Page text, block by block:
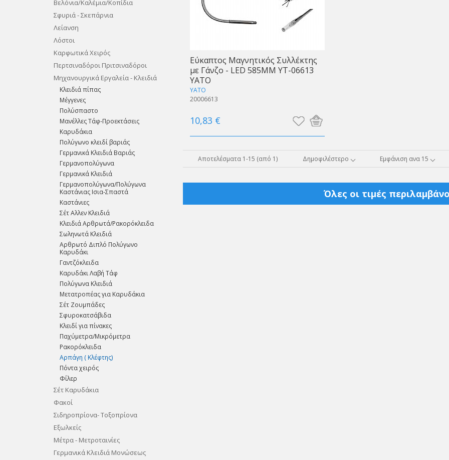
Βελόνια/Καλέμια/Κοπίδια
Σφυριά - Σκεπάρνια
Λείανση
Λόστοι
Καρφωτικά Χειρός
Περτσιναδόροι Πριτσιναδόροι
Μηχανουργικά Εργαλεία - Κλειδιά
Κλειδιά πίπας
Mέγγενες
Πολύσπαστο
Mανέλλες Τάφ-Προεκτάσεις
Καρυδάκια
Πολύγωνο κλειδί βαριάς
Γερμανικά Κλειδιά Βαριάς
Γερμανοπολύγωνα
Γερμανικά Κλειδιά
Γερμανοπολύγωνα/Πολύγωνα
Καστάνιας Ισια-Σπαστά
Καστάνιες
Σέτ Αλλεν Κλειδιά
Κλειδιά Αρθρωτά/Ρακορόκλειδα
Σωληνωτά Κλειδιά
Αρθρωτό Διπλό Πολύγωνο
Καρυδάκι
Γαντζόκλειδα
Καρυδάκι Λαβή Τάφ
Πολύγωνα Κλειδιά
Μετατροπέας για Καρυδάκια
Σέτ Ζουμπάδες
Σφυροκατσάβιδα
Κλειδί για πίνακες
Παχύμετρα/Μικρόμετρα
Ρακορόκλειδα
Aρπάγη ( Κλέφτης)
Πόντα χειρός
Φίλερ
Σέτ Καρυδάκια
Φακοί
Σιδηροπρίονα- Τοξοπρίονα
Eξωλκείς
Μέτρα - Μετροταινίες
Γερμανικά Κλειδιά Μονώσεως
Εύκαπτος Μαγνητικός Συλλέκτης
με Γάνζο - LED 585MM ΥΤ-06613
ΥΑΤΟ
YATO
20006613
10,83 €
Αποτελέσματα 1-15 (από 1) Δημοφιλέστερο Εμφάνιση ανα 15
Όλες οι τιμές